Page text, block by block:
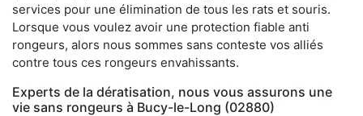
services pour une élimination de tous les rats et souris.
Lorsque vous voulez avoir une protection fiable anti
rongeurs, alors nous sommes sans conteste vos alliés
contre tous ces rongeurs envahissants.
Experts de la dératisation, nous vous assurons une
vie sans rongeurs à Bucy-le-Long (02880)